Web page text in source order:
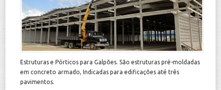
Localização
Contato
Webmail
Estruturas e Pórticos para Galpões. São estruturas pré-moldadas
em concreto armado, Indicadas para edificações até três
pavimentos.